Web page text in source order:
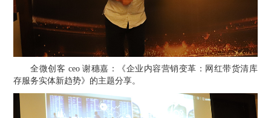
全微创客 ceo 谢穗嘉：《企业内容营销变革：网红带货清库
存服务实体新趋势》 的主题分享。